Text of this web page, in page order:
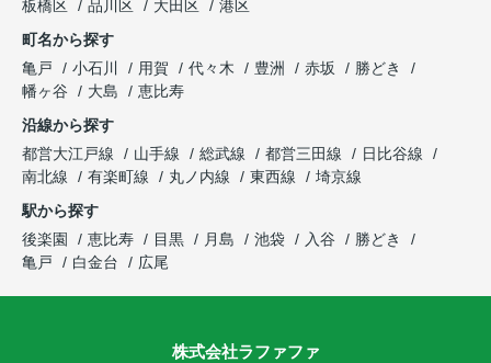
板橋区
品川区 大田区
港区
町名から探す
亀戸
小石川 用賀 代々木 豊洲 赤坂
勝どき
幡ヶ谷
大島
恵比寿
沿線から探す
都営大江戸線
山手線 総武線 都営三田線
日比谷線
南北線
有楽町線 丸ノ内線 東西線
埼京線
駅から探す
後楽園
恵比寿 目黒 月島 池袋 入谷
勝どき
亀戸
白金台 広尾
株式会社ラファファ